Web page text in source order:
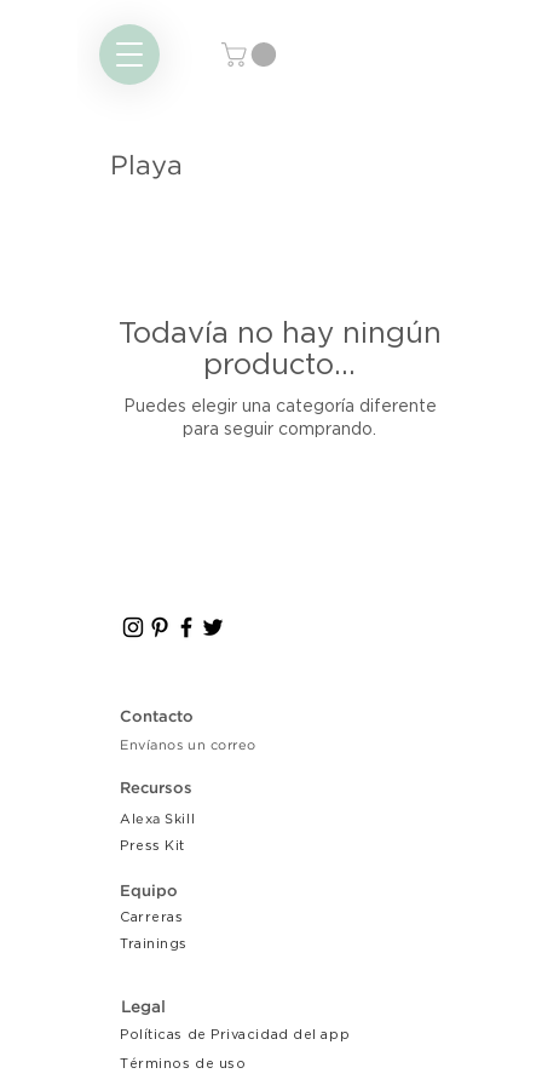
Playa
Todavía no hay ningún
producto...
Puedes elegir una categoría diferente
para seguir comprando.
Contacto
Envíanos un correo
Recursos
Alexa Skill
Press Kit
Equipo
Carreras
Trainings
Legal
Políticas de Privacidad del app
Términos de uso